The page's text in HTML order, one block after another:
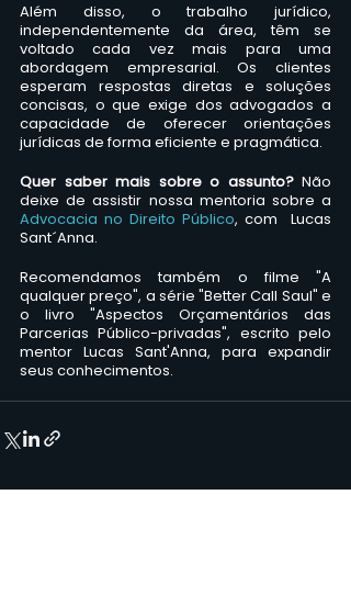
Além disso, o trabalho jurídico,
independentemente da área, têm se
voltado cada vez mais para uma
abordagem empresarial. Os clientes
esperam respostas diretas e soluções
concisas, o que exige dos advogados a
capacidade de oferecer orientações
jurídicas de forma eficiente e pragmática.
Quer saber mais sobre o assunto? Não
deixe de assistir nossa mentoria sobre a
Advocacia no Direito Público, com  Lucas
Sant´Anna.
Recomendamos também o filme "A
qualquer preço", a série "Better Call Saul" e
o livro "Aspectos Orçamentários das
Parcerias Público-privadas", escrito pelo
mentor Lucas Sant'Anna, para expandir
seus conhecimentos.